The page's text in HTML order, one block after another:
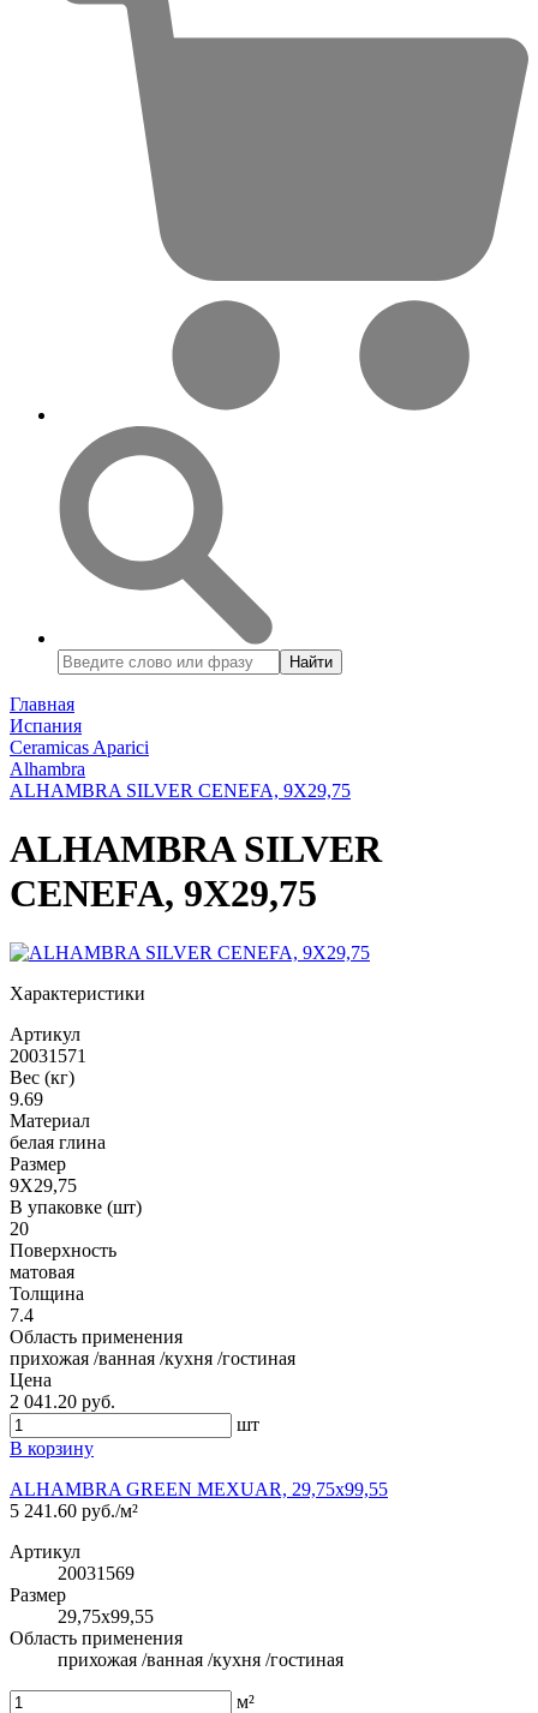
Найти
Главная
Испания
Ceramicas Aparici
Alhambra
ALHAMBRA SILVER CENEFA, 9X29,75
ALHAMBRA SILVER
CENEFA, 9X29,75
Характеристики
Артикул
20031571
Вес (кг)
9.69
Материал
белая глина
Размер
9X29,75
В упаковке (шт)
20
Поверхность
матовая
Толщина
7.4
Область применения
прихожая /ванная /кухня /гостиная
Цена
2 041.20 руб.
шт
В корзину
ALHAMBRA GREEN MEXUAR, 29,75x99,55
5 241.60 руб./м²
Артикул
20031569
Размер
29,75x99,55
Область применения
прихожая /ванная /кухня /гостиная
м²